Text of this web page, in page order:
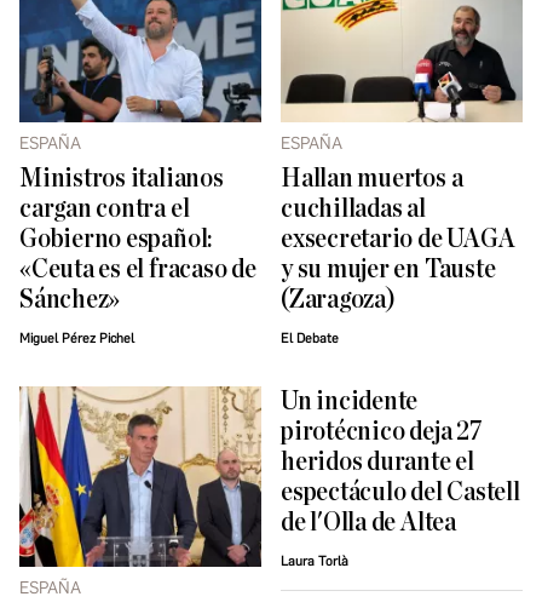
ESPAÑA
Ministros italianos
cargan contra el
Gobierno español:
«Ceuta es el fracaso de
Sánchez»
Miguel Pérez Pichel
ESPAÑA
Hallan muertos a
cuchilladas al
exsecretario de UAGA
y su mujer en Tauste
(Zaragoza)
El Debate
ESPAÑA
Un incidente
pirotécnico deja 27
heridos durante el
espectáculo del Castell
de l'Olla de Altea
Laura Torlà